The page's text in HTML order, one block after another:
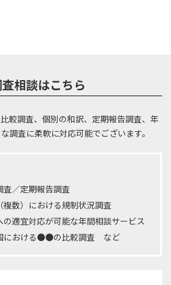
相談はこちら
較調査、個別の和訳、定期報告調査、年
調査に柔軟に対応可能でございます。
／定期報告調査
数）における規制状況調査
の適宜対応が可能な年間相談サービス
における●●の比較調査 など